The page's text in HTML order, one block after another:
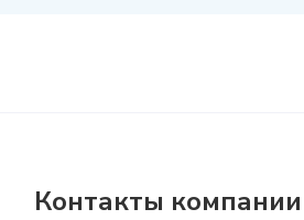
Контакты компании